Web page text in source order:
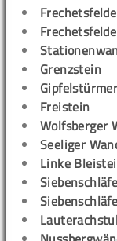
Grenzstein
Freistein
Wolfsberger
Seeliger
Linke